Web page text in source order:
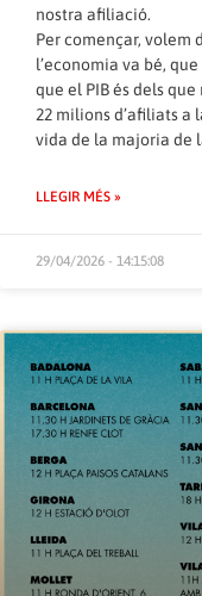
nostra afiliació.
Per començar, volem
l’economia va bé,
que el PIB és dels
22 milions d’afiliats a
vida de la majoria de
LLEGIR MÉS »
29/04/2026 - 14:15:08